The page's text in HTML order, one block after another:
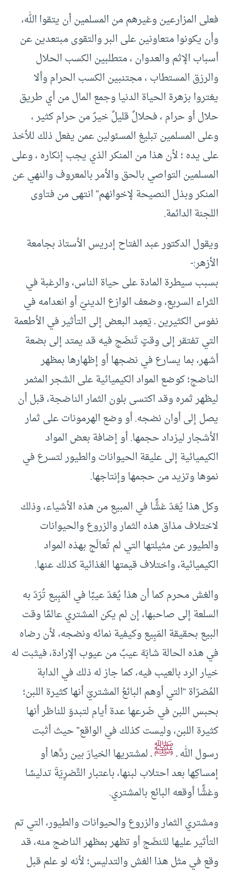
فعلى المزارعين وغيرهم من المسلمين أن يتقوا الله،
وأن يكونوا متعاونين على البر والتقوى مبتعدين عن
أسباب الإثم والعدوان ، متطلبين الكسب الحلال
والرزق المستطاب ، مجتنبين الكسب الحرام وألا
يغتروا بزهرة الحياة الدنيا وجمع المال من أي طريق
حلال أو حرام ، فحلالٌ قليلٌ خيرٌ من حرام كثير ،
وعلى المسلمين تبليغ المسئولين عمن يفعل ذلك للأخذ
على يده ؛ لأن هذا من المنكر الذي يجب إنكاره ، وعلى
المسلمين التواصي بالحق والأمر بالمعروف والنهي عن
المنكر وبذل النصيحة لإخوانهم” انتهى من فتاوى
اللجنة الدائمة.
ويقول الدكتور عبد الفتاح إدريس الأستاذ بجامعة
الأزهر:-
بسبب سيطرة المادة على حياة الناس، والرغبة في
الثراء السريع، وضعف الوازع الدينيّ أو انعدامه في
نفوس الكثيرين ـ يَعمِد البعض إلى التأثير في الأطعمة
التي تفتقر إلى وقتٍ تَنضَج فيه قد يمتد إلى بضعة
أشهر، بما يسارع في نضجها أو إظهارها بمظهر
الناضج؛ كوضع المواد الكيميائية على الشجر المثمر
ليظهر ثمره وقد اكتسى بلون الثمار الناضجة، قبل أن
يصل إلى أوان نضجه. أو وضع الهرمونات على ثمار
الأشجار ليزداد حجمها. أو إضافة بعض المواد
الكيميائية إلى عليقة الحيوانات والطيور لتسرع في
نموها وتزيد من حجمها وإنتاجها.
وكل هذا يُعَدّ غشًّا في المبيع من هذه الأشياء، وذلك
لاختلاف مذاق هذه الثمار والزروع والحيوانات
والطيور عن مثيلتها التي لم تُعالَج بهذه المواد
الكيميائية، واختلاف قيمتها الغذائية كذلك عنها.
والغش محرم كما أن هذا يُعَدّ عيبًا في المَبِيع تُرَدّ به
السلعة إلى صاحبها، إن لم يكن المشتري عالمًا وقت
البيع بحقيقة المَبِيع وكيفية نمائه ونضجه، لأن رضاه
في هذه الحالة شابَهَ عيبٌ من عيوب الإرادة، فيثبت له
خيار الرد بالعيب فيه، كما جاز له ذلك في الدابة
المُصَرّاة “التي أوهم البائعُ المشتريَ أنها كثيرة اللبن؛
بحبس اللبن في ضَرعها عدة أيام لتبدوَ للناظر أنها
كثيرة اللبن، وليست كذلك في الواقع” حيث أثبت
رسول الله ـﷺـ لمشتريها الخيارَ بين ردِّها أو
إمساكِها بعد احتلاب لبنها، باعتبار التَّصْرِيَةَ تدليسًا
وغشًّا أوقعه البائع بالمشتري.
ومشتري الثمار والزروع والحيوانات والطيور، التي تم
التأثير عليها لتَنضَج أو تظهر بمظهر الناضج منه، قد
وقع في مثل هذا الغش والتدليس؛ لأنه لو علم قبل